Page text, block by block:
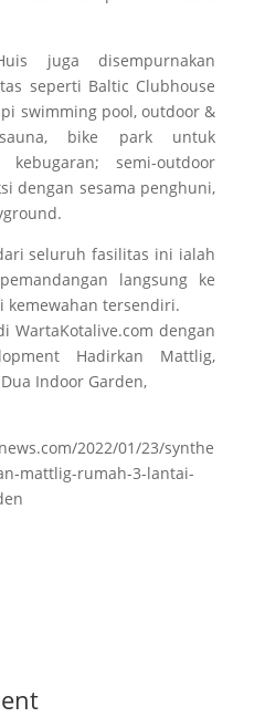
juga disempurnakan
seperti Baltic Clubhouse
swimming pool, outdoor &
bike park untuk
semi-outdoor
dengan sesama penghuni,
seluruh fasilitas ini ialah
langsung ke
kemewahan tersendiri.
WartaKotalive.com dengan
Hadirkan Mattlig,
Indoor Garden,
2022/01/23/synthe
mattlig-rumah-3-lantai-